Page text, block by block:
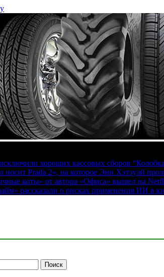
хороших кассовых сборов
носит Prada 2», на которое Энн Хэтэуэй
коты» от автора «Офиса» вышел на
рассказали о рисках применения ИИ в